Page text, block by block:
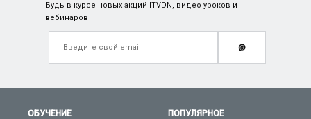
ОБУЧЕНИЕ ПОПУЛЯРНОЕ
Будь в курсе новых акций ITVDN, видео уроков и
вебинаров
@